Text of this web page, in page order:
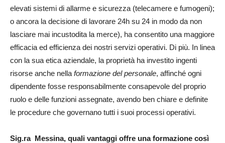
elevati sistemi di allarme e sicurezza (telecamere e fumogeni);
o ancora la decisione di lavorare 24h su 24 in modo da non
lasciare mai incustodita la merce), ha consentito una maggiore
efficacia ed efficienza dei nostri servizi operativi. Di più. In linea
con la sua etica aziendale, la proprietà ha investito ingenti
risorse anche nella formazione del personale, affinché ogni
dipendente fosse responsabilmente consapevole del proprio
ruolo e delle funzioni assegnate, avendo ben chiare e definite
le procedure che governano tutti i suoi processi operativi.
Sig.ra Messina, quali vantaggi offre una formazione così